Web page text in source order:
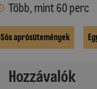
Több, mint 60 perc
Sós aprósütemények
Hozzávalók